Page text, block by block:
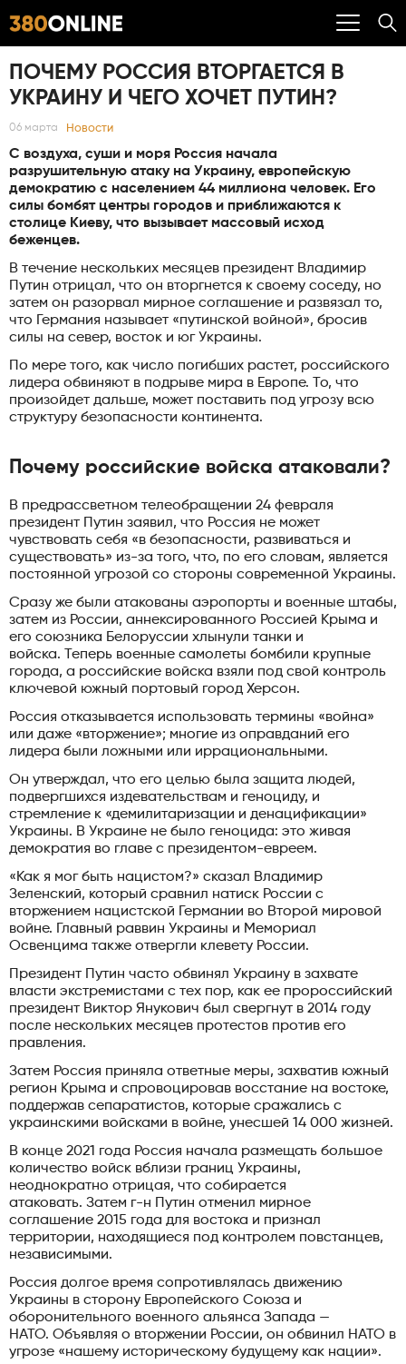
ПОЧЕМУ РОССИЯ ВТОРГАЕТСЯ В
УКРАИНУ И ЧЕГО ХОЧЕТ ПУТИН?
06 марта Новости
С воздуха, суши и моря Россия начала
разрушительную атаку на Украину, европейскую
демократию с населением 44 миллиона человек. Его
силы бомбят центры городов и приближаются к
столице Киеву, что вызывает массовый исход
беженцев.
В течение нескольких месяцев президент Владимир
Путин отрицал, что он вторгнется к своему соседу, но
затем он разорвал мирное соглашение и развязал то,
что Германия называет «путинской войной», бросив
силы на север, восток и юг Украины.
По мере того, как число погибших растет, российского
лидера обвиняют в подрыве мира в Европе. То, что
произойдет дальше, может поставить под угрозу всю
структуру безопасности континента.
Почему российские войска атаковали?
В предрассветном телеобращении 24 февраля
президент Путин заявил, что Россия не может
чувствовать себя «в безопасности, развиваться и
существовать» из-за того, что, по его словам, является
постоянной угрозой со стороны современной Украины.
Сразу же были атакованы аэропорты и военные штабы,
затем из России, аннексированного Россией Крыма и
его союзника Белоруссии хлынули танки и
войска. Теперь военные самолеты бомбили крупные
города, а российские войска взяли под свой контроль
ключевой южный портовый город Херсон.
Россия отказывается использовать термины «война»
или даже «вторжение»; многие из оправданий его
лидера были ложными или иррациональными.
Он утверждал, что его целью была защита людей,
подвергшихся издевательствам и геноциду, и
стремление к «демилитаризации и денацификации»
Украины. В Украине не было геноцида: это живая
демократия во главе с президентом-евреем.
«Как я мог быть нацистом?» сказал Владимир
Зеленский, который сравнил натиск России с
вторжением нацистской Германии во Второй мировой
войне. Главный раввин Украины и Мемориал
Освенцима также отвергли клевету России.
Президент Путин часто обвинял Украину в захвате
власти экстремистами с тех пор, как ее пророссийский
президент Виктор Янукович был свергнут в 2014 году
после нескольких месяцев протестов против его
правления.
Затем Россия приняла ответные меры, захватив южный
регион Крыма и спровоцировав восстание на востоке,
поддержав сепаратистов, которые сражались с
украинскими войсками в войне, унесшей 14 000 жизней.
В конце 2021 года Россия начала размещать большое
количество войск вблизи границ Украины,
неоднократно отрицая, что собирается
атаковать. Затем г-н Путин отменил мирное
соглашение 2015 года для востока и признал
территории, находящиеся под контролем повстанцев,
независимыми.
Россия долгое время сопротивлялась движению
Украины в сторону Европейского Союза и
оборонительного военного альянса Запада —
НАТО. Объявляя о вторжении России, он обвинил НАТО в
угрозе «нашему историческому будущему как нации».